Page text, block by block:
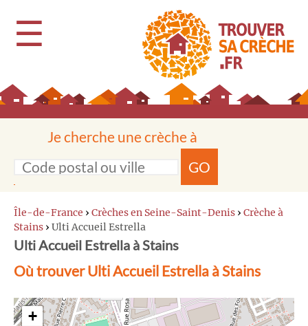
☰
Je cherche une crèche à
GO
Île-de-France › Crèches en Seine-Saint-Denis › Crèche à
Stains › Ulti Accueil Estrella
Ulti Accueil Estrella à Stains
Où trouver Ulti Accueil Estrella à Stains
+